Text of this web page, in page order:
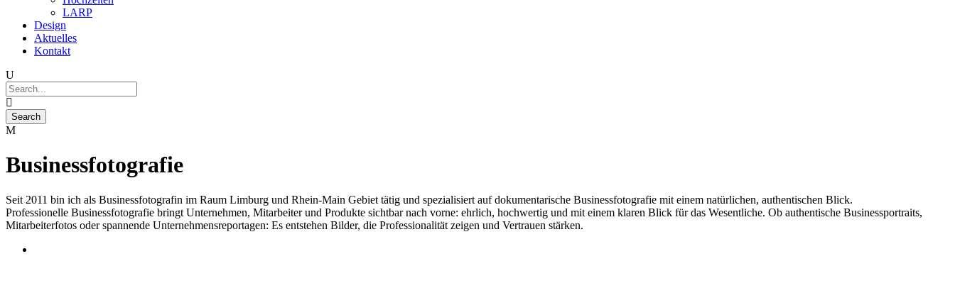
LARP
Design
Aktuelles
Kontakt
Businessfotografie
Seit 2011 bin ich als Businessfotografin im Raum Limburg und Rhein-Main Gebiet tätig und spezialisiert auf dokumentarische Businessfotografie mit einem natürlichen, authentischen Blick.
Professionelle Businessfotografie bringt Unternehmen, Mitarbeiter und Produkte sichtbar nach vorne: ehrlich, hochwertig und mit einem klaren Blick für das Wesentliche. Ob authentische Businessportraits,
Mitarbeiterfotos oder spannende Unternehmensreportagen: Es entstehen Bilder, die Professionalität zeigen und Vertrauen stärken.